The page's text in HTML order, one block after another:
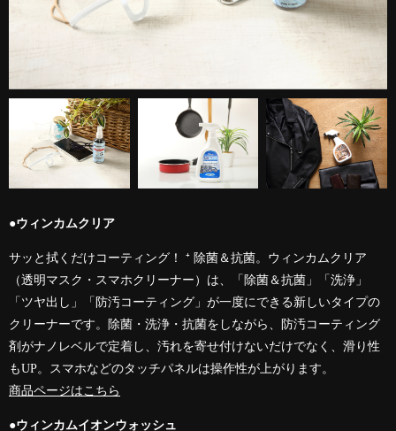
●ウィンカムクリア
サッと拭くだけコーティング！ ⁺ 除菌＆抗菌。ウィンカムクリア
（透明マスク・スマホクリーナー）は、「除菌＆抗菌」「洗浄」
「ツヤ出し」「防汚コーティング」が一度にできる新しいタイプの
クリーナーです。除菌・洗浄・抗菌をしながら、防汚コーティング
剤がナノレベルで定着し、汚れを寄せ付けないだけでなく、滑り性
もUP。スマホなどのタッチパネルは操作性が上がります。
商品ページはこちら
●ウィンカムイオンウォッシュ